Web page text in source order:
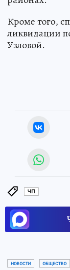
Кроме того,
ликвидации
Узловой.
ЧП
НОВОСТИ ОБЩЕСТВО